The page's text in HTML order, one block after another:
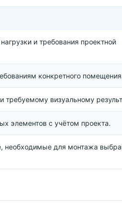
и требования проектной
конкретного
требуемому визуальному
элементов с учётом проекта.
необходимые для монтажа